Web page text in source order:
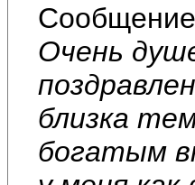
Очень
близка
богатым